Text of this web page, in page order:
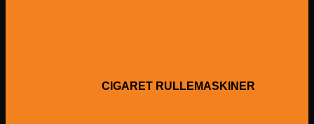
CIGARET RULLEMASKINER